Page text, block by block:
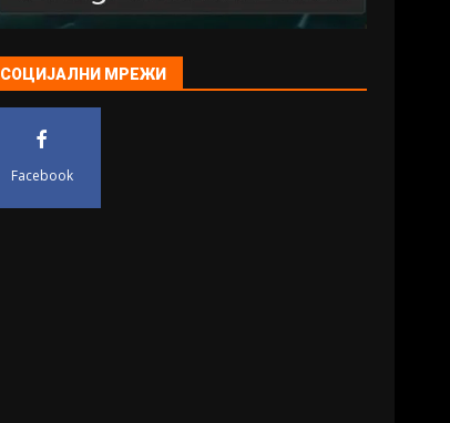
СОЦИЈАЛНИ МРЕЖИ
Facebook